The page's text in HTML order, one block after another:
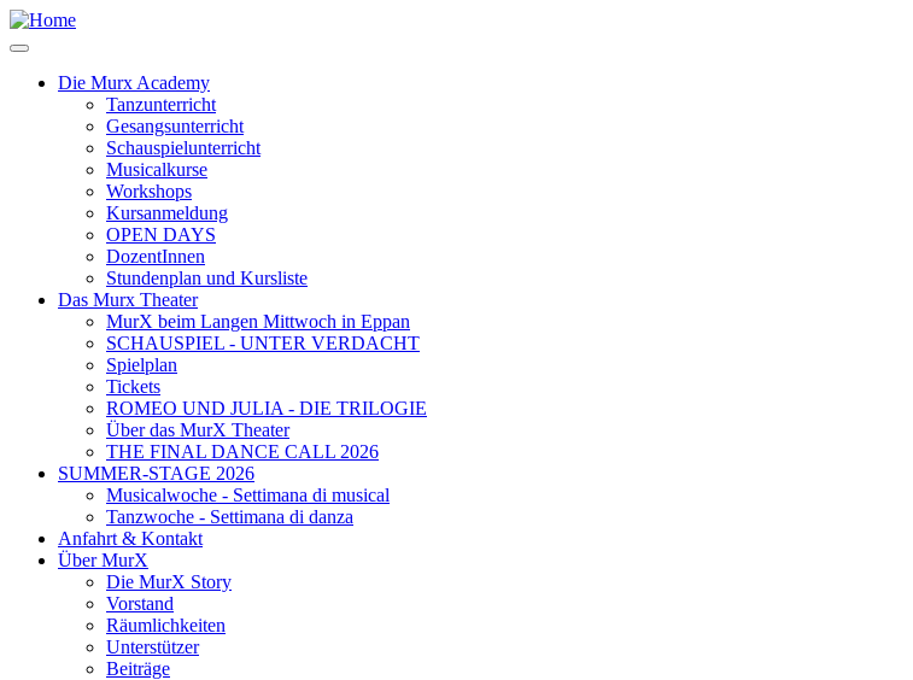
Salta
al
principale
navigation
Die Murx Academy
Tanzunterricht
Gesangsunterricht
Schauspielunterricht
Musicalkurse
Workshops
Kursanmeldung
OPEN DAYS
DozentInnen
Stundenplan und Kursliste
Das Murx Theater
MurX beim Langen Mittwoch in Eppan
SCHAUSPIEL - UNTER VERDACHT
Spielplan
Tickets
ROMEO UND JULIA - DIE TRILOGIE
Über das MurX Theater
THE FINAL DANCE CALL 2026
SUMMER-STAGE 2026
Musicalwoche - Settimana di musical
Tanzwoche - Settimana di danza
Anfahrt & Kontakt
Über MurX
Die MurX Story
Vorstand
Räumlichkeiten
Unterstützer
Beiträge